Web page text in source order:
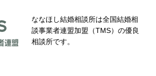
ななほし結婚相談所は全国結婚相
談事業者連盟加盟（TMS）の優良
相談所です。